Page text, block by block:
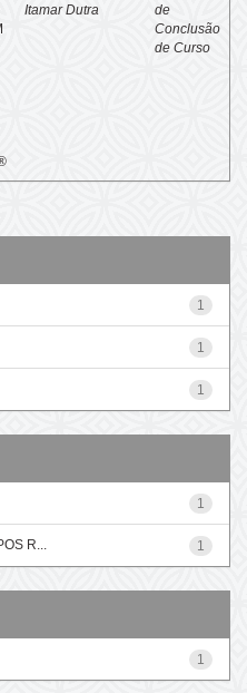
Itamar Dutra
de
Conclusão
de Curso
1
1
1
1
1
R...
1